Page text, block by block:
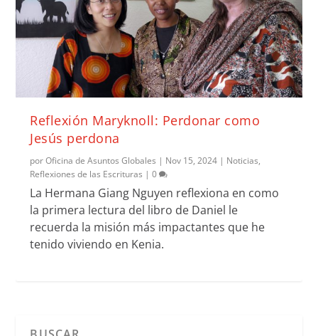
Reflexión Maryknoll: Perdonar como
Jesús perdona
porOficina de Asuntos Globales | Nov 15, 2024 | Noticias,
Reflexiones de las Escrituras |0
La Hermana Giang Nguyen reflexiona en como
la primera lectura del libro de Daniel le
recuerda la misión más impactantes que he
tenido viviendo en Kenia.